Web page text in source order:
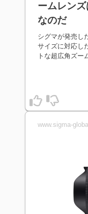
ームレン
なのだ
シグマが発売し
サイズに対応し
トな超広角ズー
www.sigma-